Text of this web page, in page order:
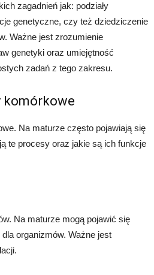
zagadnień jak: podziały
genetyczne, czy też dziedziczenie
Ważne jest zrozumienie
genetyki oraz umiejętność
zadań z tego zakresu.
komórkowe
Na maturze często pojawiają się
te procesy oraz jakie są ich funkcje
Na maturze mogą pojawić się
organizmów. Ważne jest